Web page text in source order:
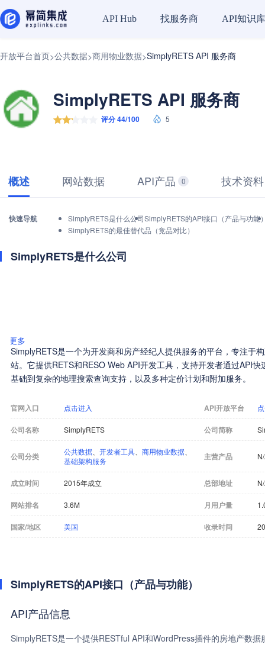
API Hub 找服务商 API知识库
开放平台首页>公共数据>商用物业数据>SimplyRETS API 服务商
SimplyRETS API 服务商
评分 44/100 5
概述 网站数据 API产品 0 技术资料
快速导航 SimplyRETS是什么公司SimplyRETS的API接口（产品与功能
SimplyRETS的最佳替代品（竞品对比）
SimplyRETS是什么公司
更多
SimplyRETS是一个为开发商和房产经纪人提供服务的平台，专注于
站。它提供RETS和RESO Web API开发工具，支持开发者通过API
基础到复杂的地理搜索查询支持，以及多种定价计划和附加服务。
官网入口 点击进入 API开放平台
公司名称 SimplyRETS 公司简称
公司分类 公共数据 开发者工具 商用物业数据
基础架构服务
主营产品
成立时间 2015年成立 总部地址
网站排名 3.6M 月用户量
国家/地区 美国 收录时间
SimplyRETS的API接口（产品与功能）
API产品信息
SimplyRETS是一个提供RESTful API和WordPress插件的房地产数